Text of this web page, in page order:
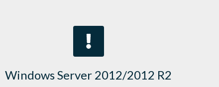
Windows Server 2012/2012 R2